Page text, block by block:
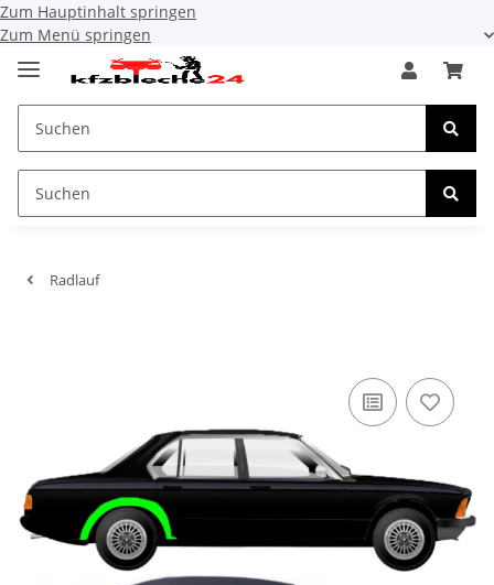
Zum Hauptinhalt springen
Zum Menü springen
Radlauf